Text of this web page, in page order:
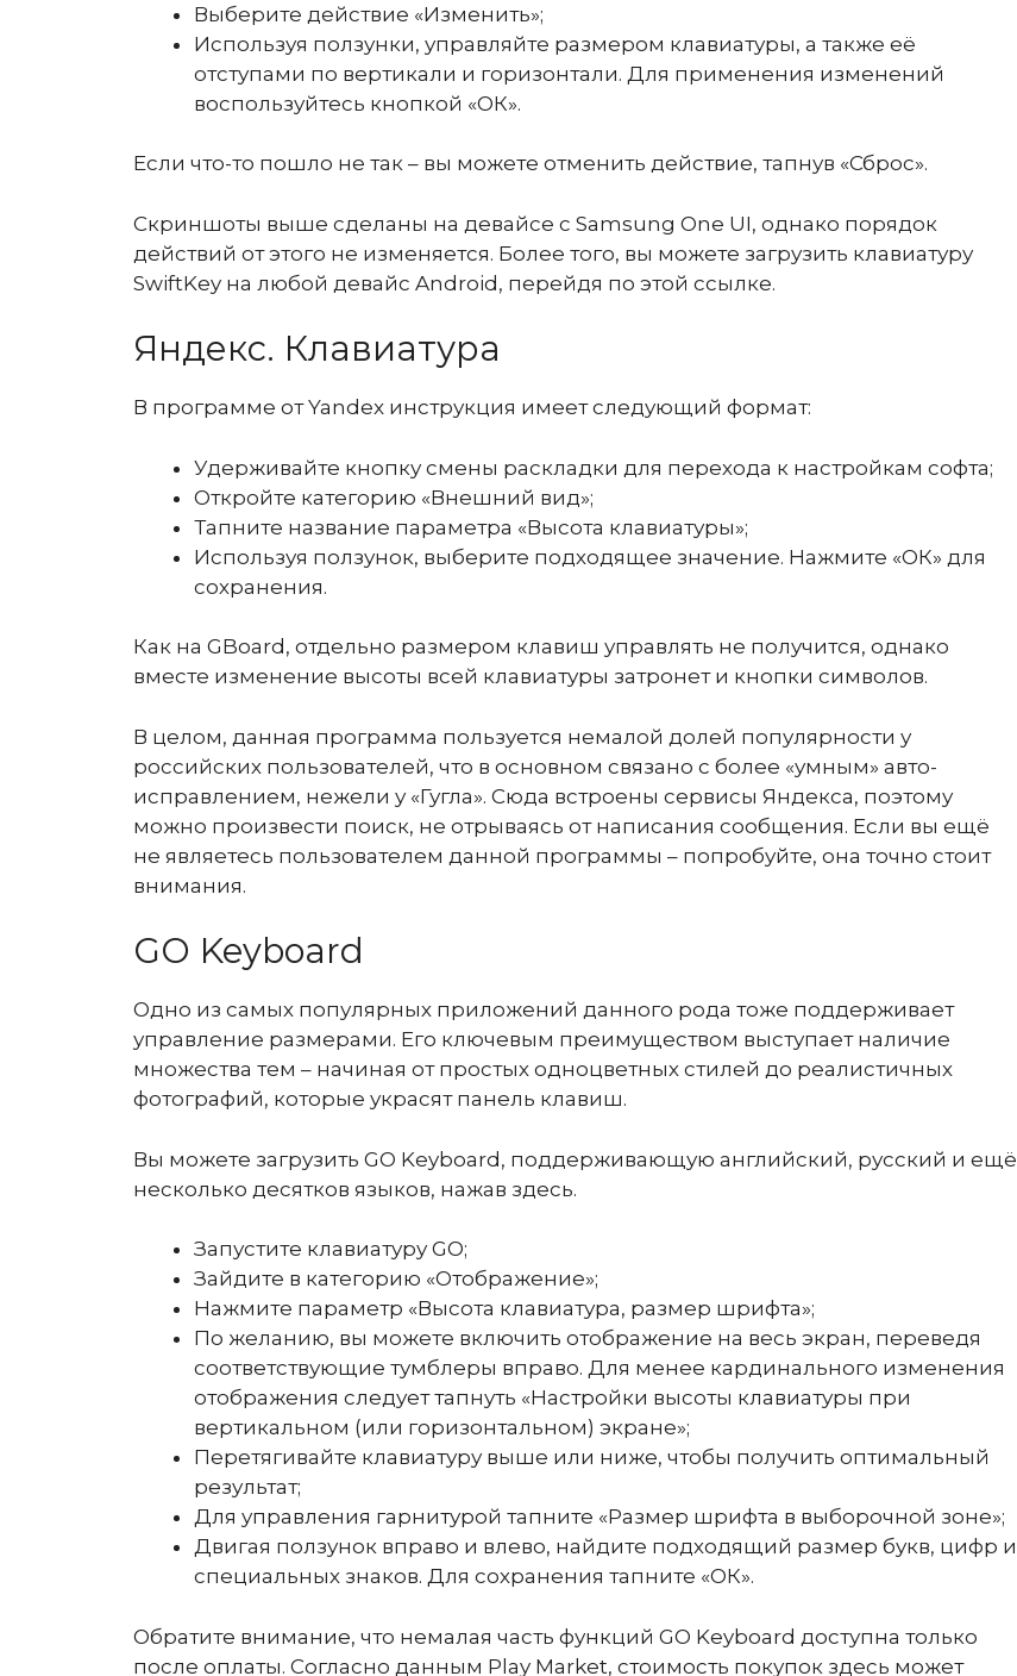
Выберите действие «Изменить»;
Используя ползунки, управляйте размером клавиатуры, а также её
отступами по вертикали и горизонтали. Для применения изменений
воспользуйтесь кнопкой «ОК».
Если что-то пошло не так – вы можете отменить действие, тапнув «Сброс».
Скриншоты выше сделаны на девайсе с Samsung One UI, однако порядок
действий от этого не изменяется. Более того, вы можете загрузить клавиатуру
SwiftKey на любой девайс Android, перейдя по этой ссылке.
Яндекс. Клавиатура
В программе от Yandex инструкция имеет следующий формат:
Удерживайте кнопку смены раскладки для перехода к настройкам софта;
Откройте категорию «Внешний вид»;
Тапните название параметра «Высота клавиатуры»;
Используя ползунок, выберите подходящее значение. Нажмите «ОК» для
сохранения.
Как на GBoard, отдельно размером клавиш управлять не получится, однако
вместе изменение высоты всей клавиатуры затронет и кнопки символов.
В целом, данная программа пользуется немалой долей популярности у
российских пользователей, что в основном связано с более «умным» авто-
исправлением, нежели у «Гугла». Сюда встроены сервисы Яндекса, поэтому
можно произвести поиск, не отрываясь от написания сообщения. Если вы ещё
не являетесь пользователем данной программы – попробуйте, она точно стоит
внимания.
GO Keyboard
Одно из самых популярных приложений данного рода тоже поддерживает
управление размерами. Его ключевым преимуществом выступает наличие
множества тем – начиная от простых одноцветных стилей до реалистичных
фотографий, которые украсят панель клавиш.
Вы можете загрузить GO Keyboard, поддерживающую английский, русский и ещё
несколько десятков языков, нажав здесь.
Запустите клавиатуру GO;
Зайдите в категорию «Отображение»;
Нажмите параметр «Высота клавиатура, размер шрифта»;
По желанию, вы можете включить отображение на весь экран, переведя
соответствующие тумблеры вправо. Для менее кардинального изменения
отображения следует тапнуть «Настройки высоты клавиатуры при
вертикальном (или горизонтальном) экране»;
Перетягивайте клавиатуру выше или ниже, чтобы получить оптимальный
результат;
Для управления гарнитурой тапните «Размер шрифта в выборочной зоне»;
Двигая ползунок вправо и влево, найдите подходящий размер букв, цифр и
специальных знаков. Для сохранения тапните «ОК».
Обратите внимание, что немалая часть функций GO Keyboard доступна только
после оплаты. Согласно данным Play Market, стоимость покупок здесь может